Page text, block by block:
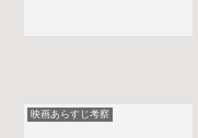
映画あらすじ考察